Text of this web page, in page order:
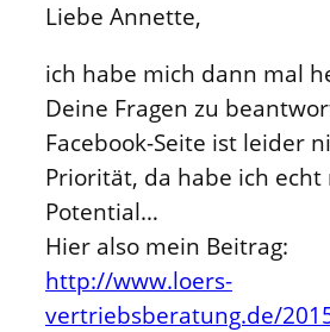
Liebe Annette,
ich habe mich dann mal
Deine Fragen zu
Facebook-Seite ist leider
Priorität, da habe ich echt
Potential…
Hier also mein Beitrag:
http://www.loers-
vertriebsberatung.de/